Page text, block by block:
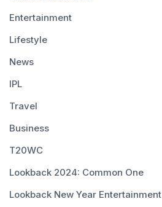
Entertainment
Lifestyle
News
IPL
Travel
Business
T20WC
Lookback 2024: Common One
Lookback New Year Entertainment